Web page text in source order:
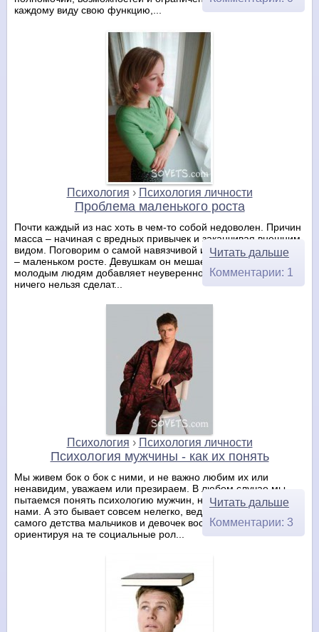
каждому виду свою функцию,...
Психология › Психология личности
Проблема маленького роста
Почти каждый из нас хоть в чем-то собой недоволен. Причин
масса – начиная с вредных привычек и заканчивая внешним
видом. Поговорим о самой навязчивой и трудно исправимой
– маленьком росте. Девушкам он мешает делать карьеру,
молодым людям добавляет неуверенности в себе. Неужели
ничего нельзя сделат...
Читать дальше
Комментарии: 1
Психология › Психология личности
Психология мужчины - как их понять
Мы живем бок о бок с ними, и не важно любим их или
ненавидим, уважаем или презираем. В любом случае мы
пытаемся понять психологию мужчин, находящихся рядом с
нами. А это бывает совсем нелегко, ведь мы такие разные. С
самого детства мальчиков и девочек воспитывают,
ориентируя на те социальные рол...
Читать дальше
Комментарии: 3